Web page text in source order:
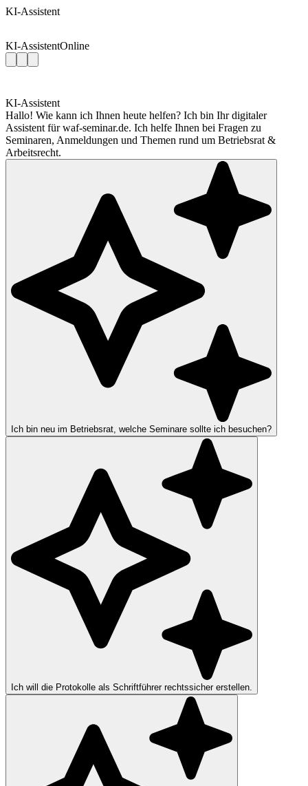
KI-Assistent
KI-AssistentOnline
KI-Assistent
Hallo! Wie kann ich Ihnen heute helfen? Ich bin Ihr digitaler
Assistent für waf-seminar.de. Ich helfe Ihnen bei Fragen zu
Seminaren, Anmeldungen und Themen rund um Betriebsrat &
Arbeitsrecht.
Ich bin neu im Betriebsrat, welche Seminare sollte ich besuchen?
Ich will die Protokolle als Schriftführer rechtssicher erstellen.